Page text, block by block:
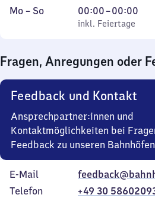
Montag
Mo – So,
inkl. Feiertage
00:00–00:00
Von
0
0
Uhr
inkl. Feiertage
Fragen, Anregungen oder
Feedback und Kontakt
Ansprechpartner:innen und
Kontaktmöglichkeiten bei
Feedback zu unseren Bahnhöfen
E-Mail
Telefon
+49 30